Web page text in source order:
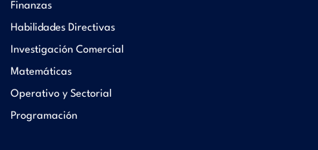
Finanzas
Habilidades Directivas
Investigación Comercial
Matemáticas
Operativo y Sectorial
Programación